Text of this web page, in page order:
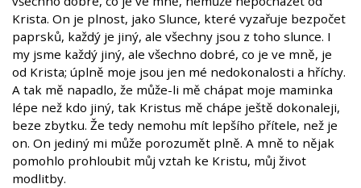
Krista. On je plnost, jako Slunce, které vyzařuje bezpočet
paprsků, každý je jiný, ale všechny jsou z toho slunce. I
my jsme každý jiný, ale všechno dobré, co je ve mně, je
od Krista; úplně moje jsou jen mé nedokonalosti a hříchy.
A tak mě napadlo, že může-li mě chápat moje maminka
lépe než kdo jiný, tak Kristus mě chápe ještě dokonaleji,
beze zbytku. Že tedy nemohu mít lepšího přítele, než je
on. On jediný mi může porozumět plně. A mně to nějak
pomohlo prohloubit můj vztah ke Kristu, můj život
modlitby.